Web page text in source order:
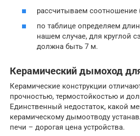
рассчитываем соотношение
по таблице определяем
нашем случае, для круглой
должна быть 7 м.
Керамический дымоход
Керамические конструкции
прочностью, термостойкостью и
Единственный недостаток, какой
керамическому дымоотводу
печи – дорогая цена устройства.